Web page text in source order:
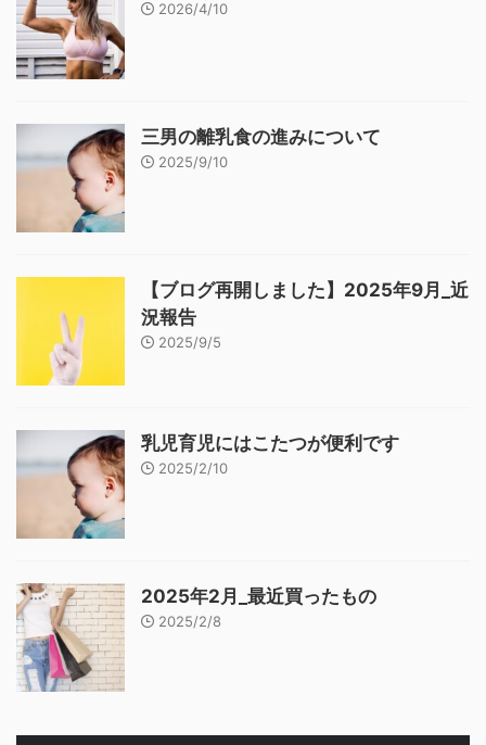
2026/4/10
三男の離乳食の進みについて
2025/9/10
【ブログ再開しました】2025年9月_近
況報告
2025/9/5
乳児育児にはこたつが便利です
2025/2/10
2025年2月_最近買ったもの
2025/2/8